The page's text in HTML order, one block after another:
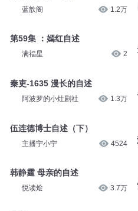
蓝歆阁 1.2万
第59集 ：嫣红自述
满福星 2
秦吏-1635 漫长的自述
阿波罗的小灶剧社 1.3万
伍连德博士自述（下）
主播宁小宁 4524
韩静霆 母亲的自述
悦读烩 3.7万